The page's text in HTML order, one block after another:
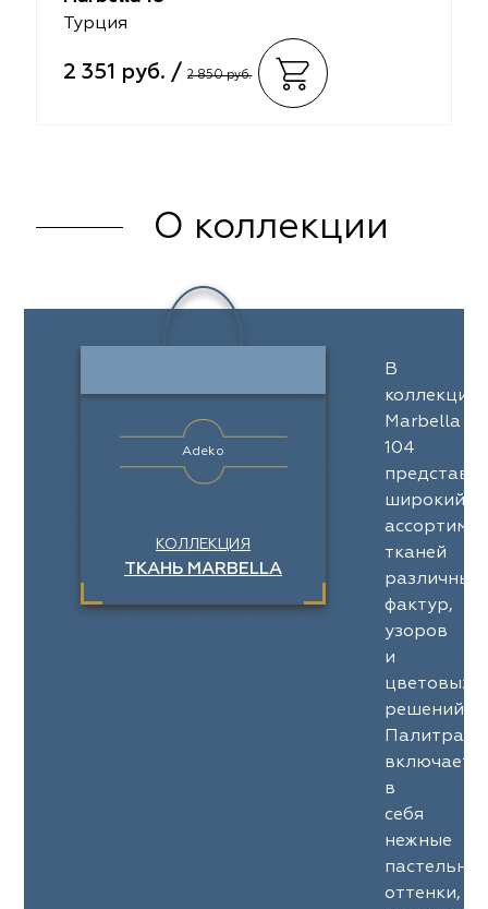
Турция
2 351 руб. /2 850 руб.
О коллекции
Adeko
КОЛЛЕКЦИЯ
ТКАНЬ MARBELLA
В
коллекции
Marbella
104
широкий
тканей
различных
фактур,
узоров
и
цветовых
решений.
Палитра
включает
в
себя
нежные
оттенки,